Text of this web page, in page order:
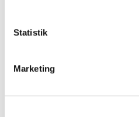
Statistik
Marketing